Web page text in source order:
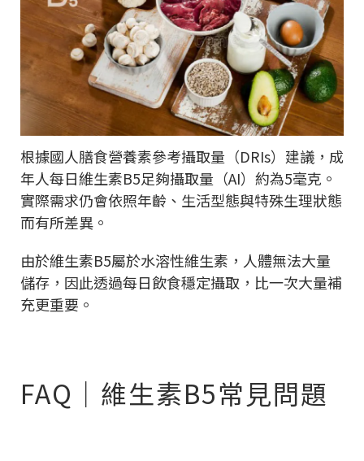
根據國人膳食營養素參考攝取量（DRIs）建議，成
年人每日維生素B5足夠攝取量（AI）約為5毫克。
實際需求仍會依照年齡、生活型態與特殊生理狀態
而有所差異。
由於維生素B5屬於水溶性維生素，人體無法大量
儲存，因此透過每日飲食穩定攝取，比一次大量補
充更重要。
FAQ｜維生素B5常見問題